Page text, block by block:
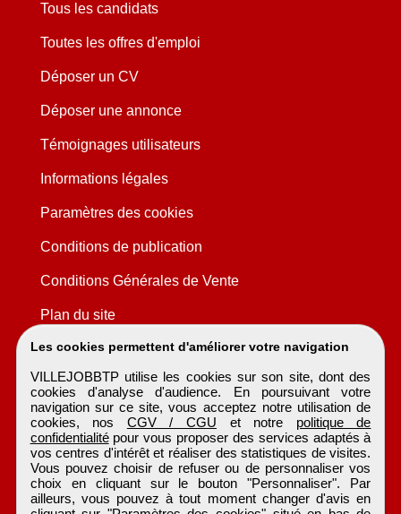
Les cookies permettent d'améliorer votre navigation
VILLEJOBBTP utilise les cookies sur son site, dont des
cookies d'analyse d'audience. En poursuivant votre
navigation sur ce site, vous acceptez notre utilisation de
cookies, nos CGV / CGU et notre politique de
confidentialitépour vous proposer des services adaptés à
vos centres d'intérêt et réaliser des statistiques de visites.
Vous pouvez choisir de refuser ou de personnaliser vos
choix en cliquant sur le bouton "Personnaliser". Par
ailleurs, vous pouvez à tout moment changer d'avis en
Tous les candidats
Toutes les offres d'emploi
Déposer un CV
Déposer une annonce
Témoignages utilisateurs
Informations légales
Paramètres des cookies
Conditions de publication
Conditions Générales de Vente
Plan du site